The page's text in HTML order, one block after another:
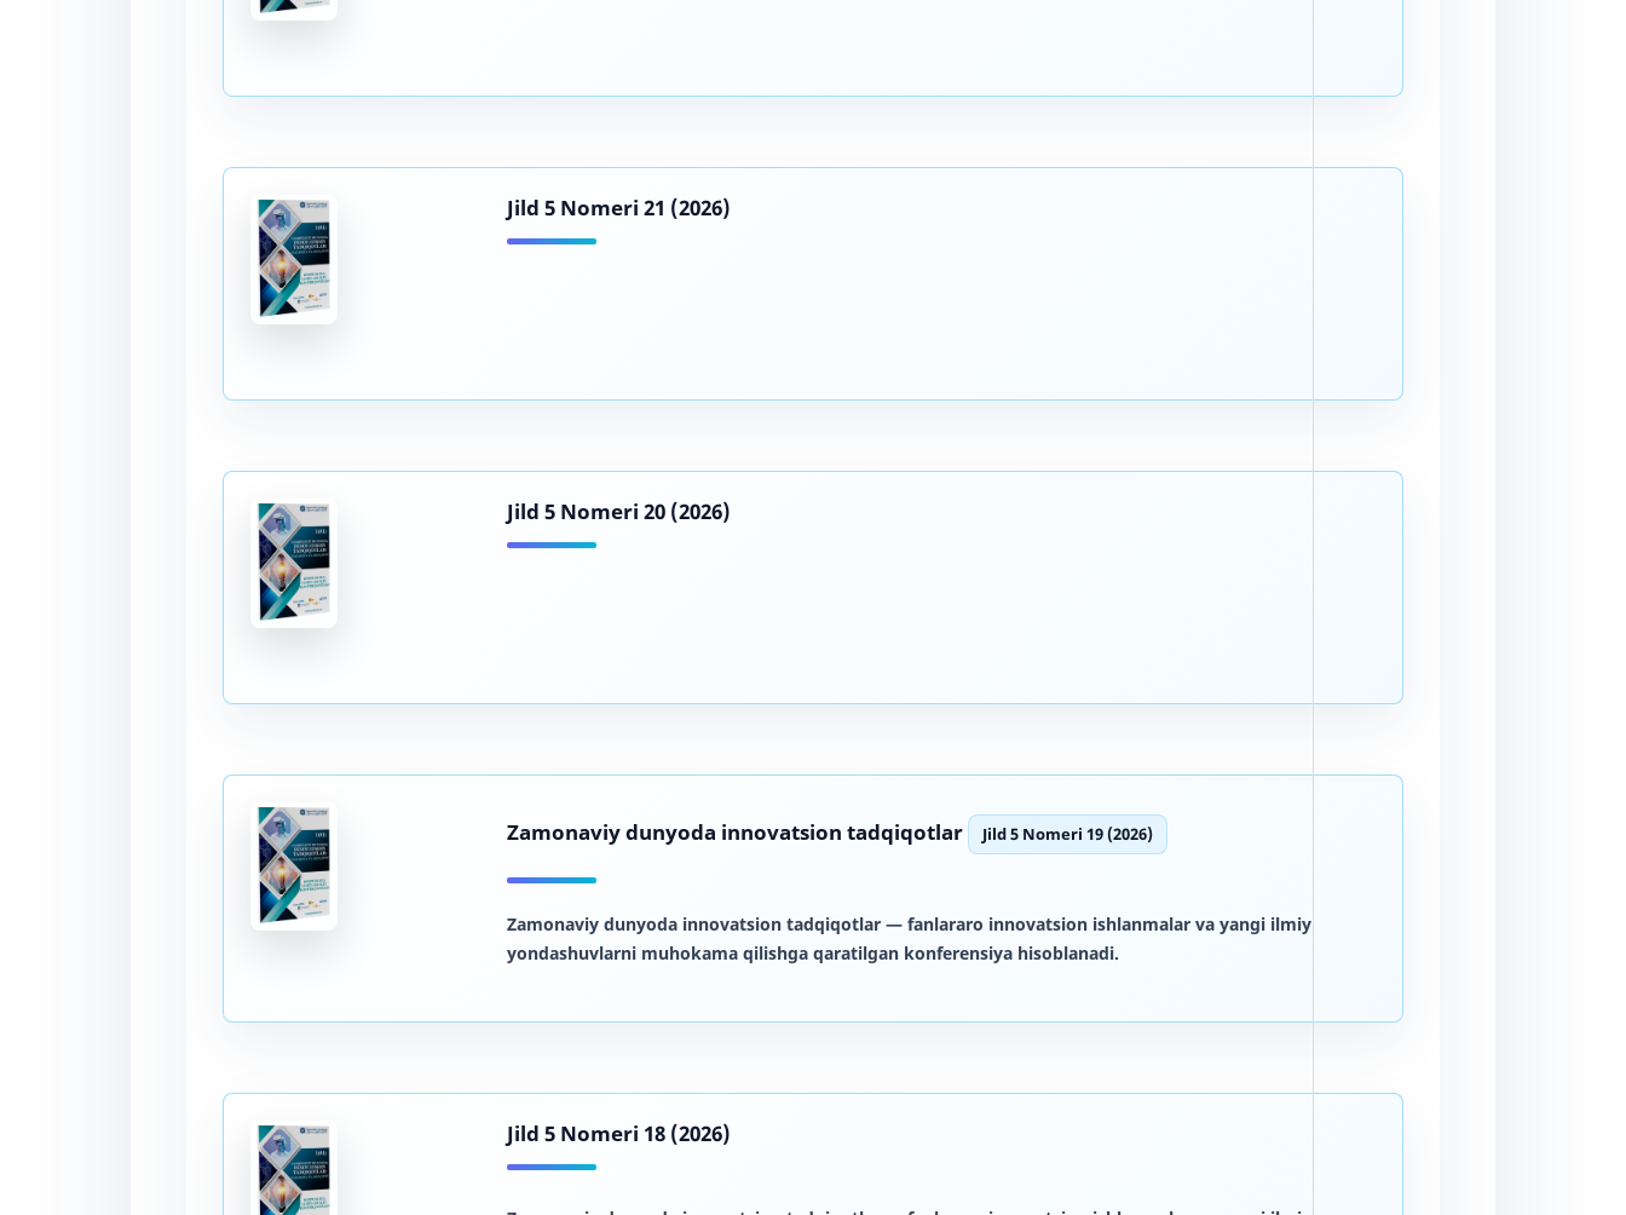
Jild 5 Nomeri 21 (2026)
Jild 5 Nomeri 20 (2026)
Zamonaviy dunyoda innovatsion tadqiqotlar Jild 5 Nomeri 19 (2026)
Zamonaviy dunyoda innovatsion tadqiqotlar — fanlararo innovatsion ishlanmalar va yangi ilmiy
yondashuvlarni muhokama qilishga qaratilgan konferensiya hisoblanadi.
Jild 5 Nomeri 18 (2026)